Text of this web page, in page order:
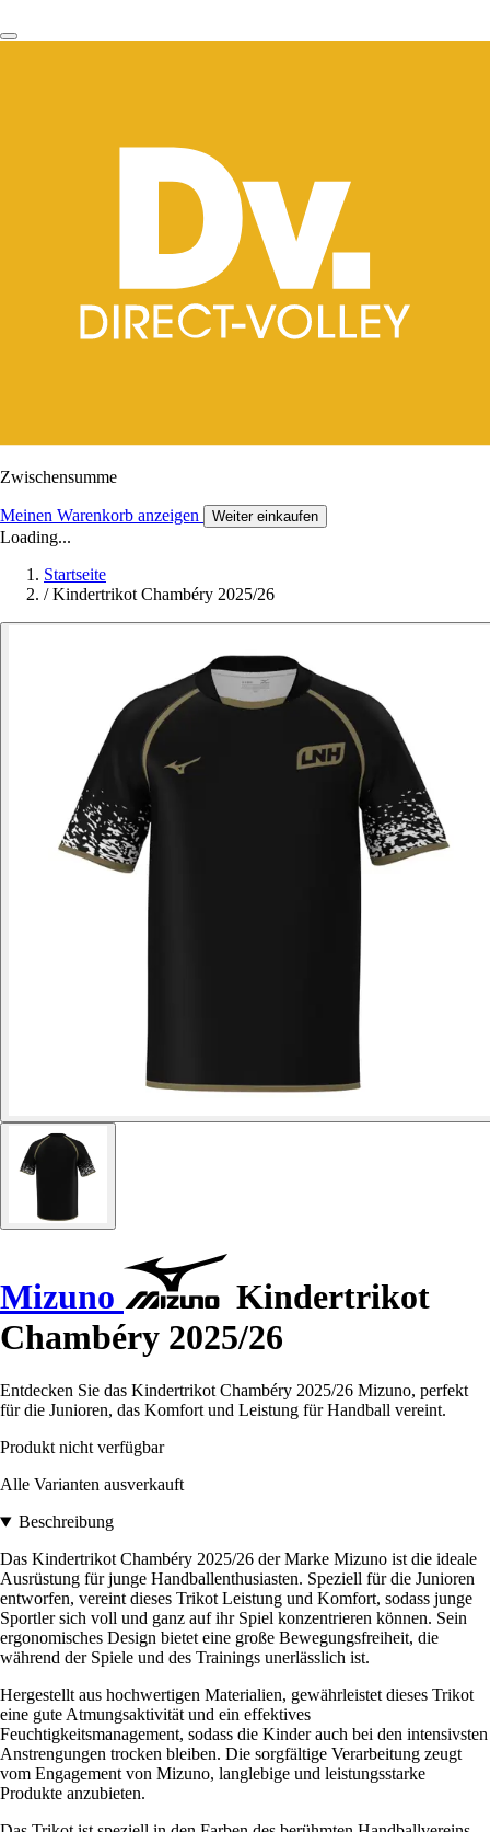
Zwischensumme
Meinen Warenkorb anzeigen Weiter einkaufen
Loading...
Startseite
/ Kindertrikot Chambéry 2025/26
Mizuno
Kindertrikot
Chambéry 2025/26
Entdecken Sie das Kindertrikot Chambéry 2025/26 Mizuno, perfekt
für die Junioren, das Komfort und Leistung für Handball vereint.
Produkt nicht verfügbar
Alle Varianten ausverkauft
Beschreibung
Das Kindertrikot Chambéry 2025/26 der Marke Mizuno ist die ideale
Ausrüstung für junge Handballenthusiasten. Speziell für die Junioren
entworfen, vereint dieses Trikot Leistung und Komfort, sodass junge
Sportler sich voll und ganz auf ihr Spiel konzentrieren können. Sein
ergonomisches Design bietet eine große Bewegungsfreiheit, die
während der Spiele und des Trainings unerlässlich ist.
Hergestellt aus hochwertigen Materialien, gewährleistet dieses Trikot
eine gute Atmungsaktivität und ein effektives
Feuchtigkeitsmanagement, sodass die Kinder auch bei den intensivsten
Anstrengungen trocken bleiben. Die sorgfältige Verarbeitung zeugt
vom Engagement von Mizuno, langlebige und leistungsstarke
Produkte anzubieten.